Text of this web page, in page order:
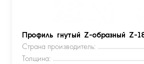
Профиль гнутый Z-образный Z-
Страна производитель:
Толщина: